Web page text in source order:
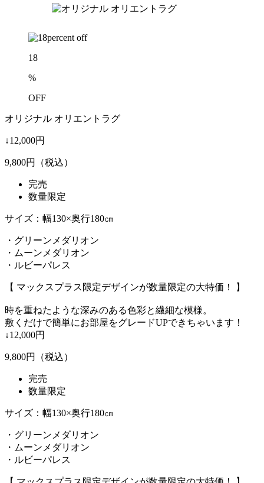
18
%
OFF
オリジナル オリエントラグ
↓12,000円
9,800円（税込）
完売
数量限定
サイズ：幅130×奥行180㎝
・グリーンメダリオン
・ムーンメダリオン
・ルビーパレス
【 マックスプラス限定デザインが数量限定の大特価！ 】
時を重ねたような深みのある色彩と繊細な模様。
敷くだけで簡単にお部屋をグレードUPできちゃいます！
↓12,000円
9,800円（税込）
完売
数量限定
サイズ：幅130×奥行180㎝
・グリーンメダリオン
・ムーンメダリオン
・ルビーパレス